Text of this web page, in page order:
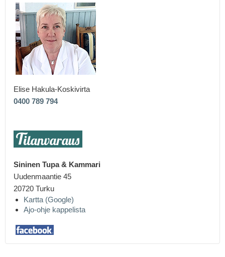
Elise Hakula-Koskivirta
0400 789 794
Sininen Tupa & Kammari
Uudenmaantie 45
20720 Turku
Kartta (Google)
Ajo-ohje kappelista